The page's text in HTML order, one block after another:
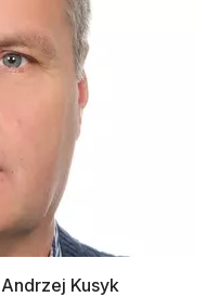
Kusyk